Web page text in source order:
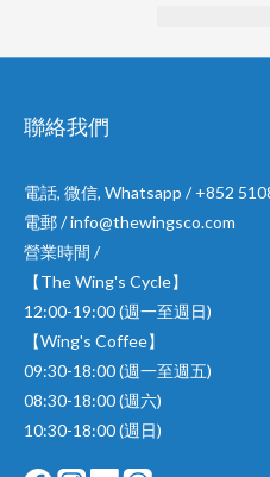
聯絡我們
電話, 微信, Whatsapp / +852
電郵 / info@thewingsco.com
營業時間 /
【The Wing's Cycle】
12:00-19:00 (週一至週日)
【Wing's Coffee】
09:30-18:00 (週一至週五)
08:30-18:00 (週六)
10:30-18:00 (週日)